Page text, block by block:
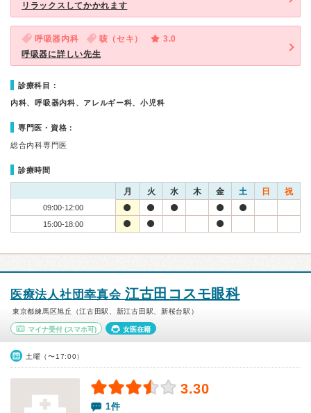
リラックスしてかかれます
呼吸器内科 咳（セキ）
3.0
呼吸器に詳しい先生
診療科目：
内科、呼吸器内科、アレルギー科、小児科
専門医・資格：
総合内科専門医
診療時間
月 火 水 木 金 土 日 祝
09:00-12:00
15:00-18:00
医療法人社団幸真会 江古田コスモ眼科
東京都練馬区旭丘（江古田駅、新江古田駅、新桜台駅）
マイナ受付 (スマホ可) 女医在籍
土曜（〜17:00）
3.30
1件